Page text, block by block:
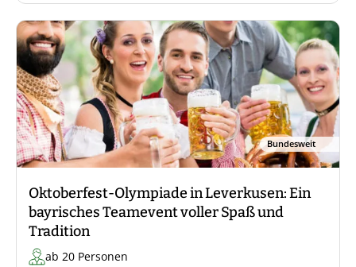
Bundesweit
Oktoberfest-Olympiade in Leverkusen: Ein
bayrisches Teamevent voller Spaß und
Tradition
ab 20 Personen